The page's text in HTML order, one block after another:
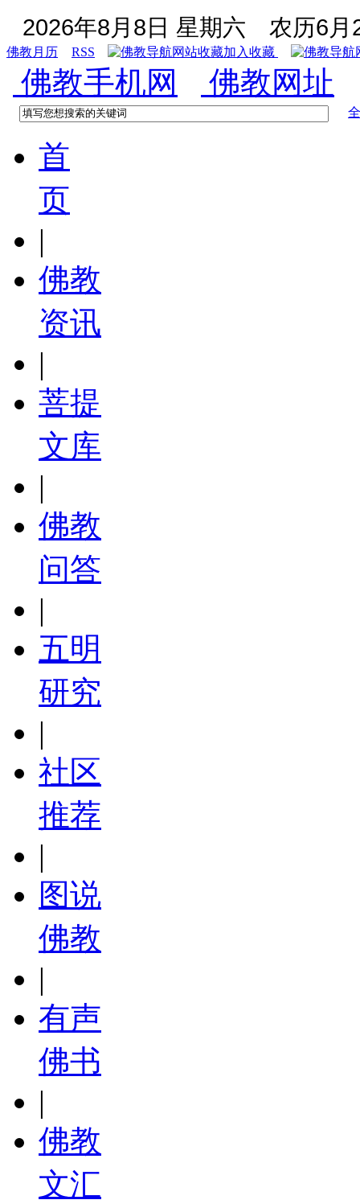
2026年8月8日 星期六 农历6月
佛教月历 RSS 加入收藏
佛教手机网 佛教网址
首
页
|
佛教
资讯
|
菩提
文库
|
佛教
问答
|
五明
研究
|
社区
推荐
|
图说
佛教
|
有声
佛书
|
佛教
文汇